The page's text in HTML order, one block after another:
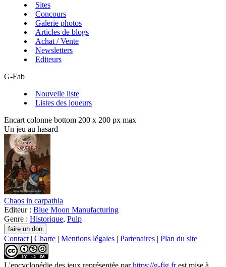
Sites
Concours
Galerie photos
Articles de blogs
Achat / Vente
Newsletters
Editeurs
G-Fab
Nouvelle liste
Listes des joueurs
Encart colonne bottom 200 x 200 px max
Un jeu au hasard
Chaos in carpathia
Editeur : Blue Moon Manufacturing
Genre : Historique, Pulp
Contact | Charte | Mentions légales | Partenaires | Plan du site